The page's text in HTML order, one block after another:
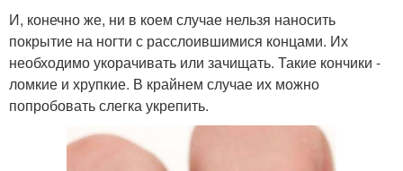
И, конечно же, ни в коем случае нельзя наносить
покрытие на ногти с расслоившимися концами. Их
необходимо укорачивать или зачищать. Такие кончики -
ломкие и хрупкие. В крайнем случае их можно
попробовать слегка укрепить.